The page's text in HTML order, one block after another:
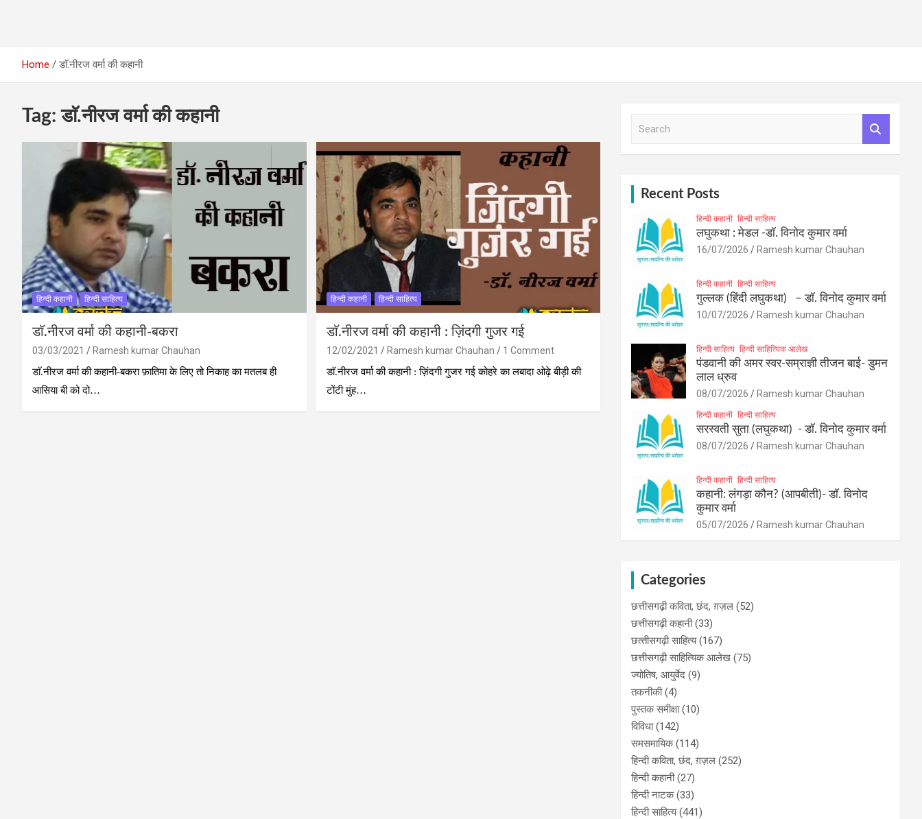
Home डाॅ.नीरज वर्मा की कहानी
Tag:डाॅ.नीरज वर्मा की कहानी
हिन्दी कहानी हिन्दी साहित्य
डाॅ.नीरज वर्मा की कहानी-बकरा
03/03/2021
Ramesh kumar Chauhan
डाॅ.नीरज वर्मा की कहानी-बकरा फ़ातिमा के लिए तो निकाह का मतलब ही
आसिया बी को दो…
हिन्दी कहानी हिन्दी साहित्य
डाॅ.नीरज वर्मा की कहानी : ज़िंदगी गुजर गई
12/02/2021 Ramesh kumar Chauhan
1 Comment
डाॅ.नीरज वर्मा की कहानी : ज़िंदगी गुजर गई कोहरे का लबादा ओढ़े बीड़ी की
टोंटी मुंह…
Recent Posts
हिन्दी कहानी हिन्दी साहित्य
लघुकथा : मेडल -डॉ. विनोद कुमार वर्मा
16/07/2026 Ramesh kumar Chauhan
हिन्दी कहानी हिन्दी साहित्य
गुल्लक (हिंदी लघुकथा) – डॉ. विनोद कुमार वर्मा
10/07/2026 Ramesh kumar Chauhan
हिन्दी साहित्य हिन्दी साहित्यिक आलेख
पंडवानी की अमर स्वर-सम्राज्ञी तीजन बाई- डुमन
लाल ध्रुव
08/07/2026 Ramesh kumar Chauhan
हिन्दी कहानी हिन्दी साहित्य
सरस्वती सुता (लघुकथा) ​- डॉ. विनोद कुमार वर्मा
08/07/2026 Ramesh kumar Chauhan
हिन्दी कहानी हिन्दी साहित्य
कहानी: लंगड़ा कौन? (आपबीती)​- डॉ. विनोद
कुमार वर्मा
05/07/2026 Ramesh kumar Chauhan
Categories
छत्तीसगढ़ी कविता, छंद, ग़ज़ल (52)
छत्तीसगढ़ी कहानी(33)
छत्‍तीसगढ़ी साहित्‍य(167)
छत्तीसगढ़ी साहित्यिक आलेख (75)
ज्योतिष, आयुर्वेद (9)
तकनीकी(4)
पुस्‍तक समीक्षा(10)
विविधा(142)
समसमायिक(114)
हिन्दी कविता, छंद, ग़ज़ल (252)
हिन्दी कहानी(27)
हिन्‍दी नाटक(33)
हिन्दी साहित्य(441)